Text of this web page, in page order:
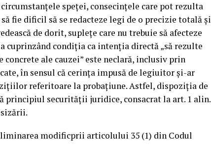
speţei, consecinţele care pot rezulta
fie dificil să se redacteze legi de o precizie totală şi
de dorit, supleţe care nu trebuie să afecteze
condiţia ca intenţia directă „să rezulte
ale cauzei” este neclară, inclusiv prin
în sensul că cerinţa impusă de legiuitor şi-ar
referitoare la probaţiune. Astfel, dispoziţia de
principiul securităţii juridice, consacrat la art. 1 alin.
modificprii articolului 35 (1) din Codul